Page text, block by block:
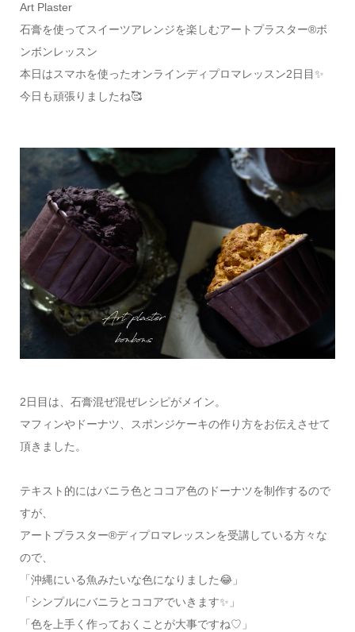
Art Plaster
石膏を使ってスイーツアレンジを楽しむアートプラスター®ボ
ンボンレッスン
本日はスマホを使ったオンラインディプロマレッスン2日目✨
今日も頑張りましたね🥰
2日目は、石膏混ぜ混ぜレシピがメイン。
マフィンやドーナツ、スポンジケーキの作り方をお伝えさせて
頂きました。
テキスト的にはバニラ色とココア色のドーナツを制作するので
すが、
アートプラスター®ディプロマレッスンを受講している方々な
ので、
「沖縄にいる魚みたいな色になりました😂」
「シンプルにバニラとココアでいきます✨」
「色を上手く作っておくことが大事ですね︎♡」